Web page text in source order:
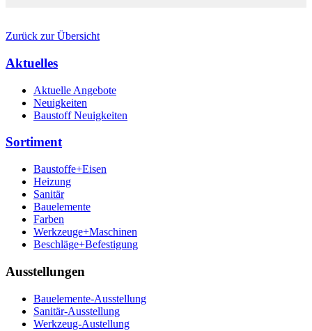
Zurück zur Übersicht
Aktuelles
Aktuelle Angebote
Neuigkeiten
Baustoff Neuigkeiten
Sortiment
Baustoffe+Eisen
Heizung
Sanitär
Bauelemente
Farben
Werkzeuge+Maschinen
Beschläge+Befestigung
Ausstellungen
Bauelemente-Ausstellung
Sanitär-Ausstellung
Werkzeug-Austellung